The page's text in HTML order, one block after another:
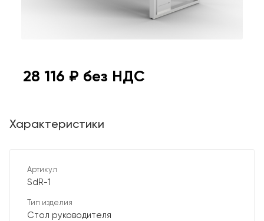
28 116 ₽ без НДС
Характеристики
Артикул
SdR-1
Тип изделия
Стол руководителя